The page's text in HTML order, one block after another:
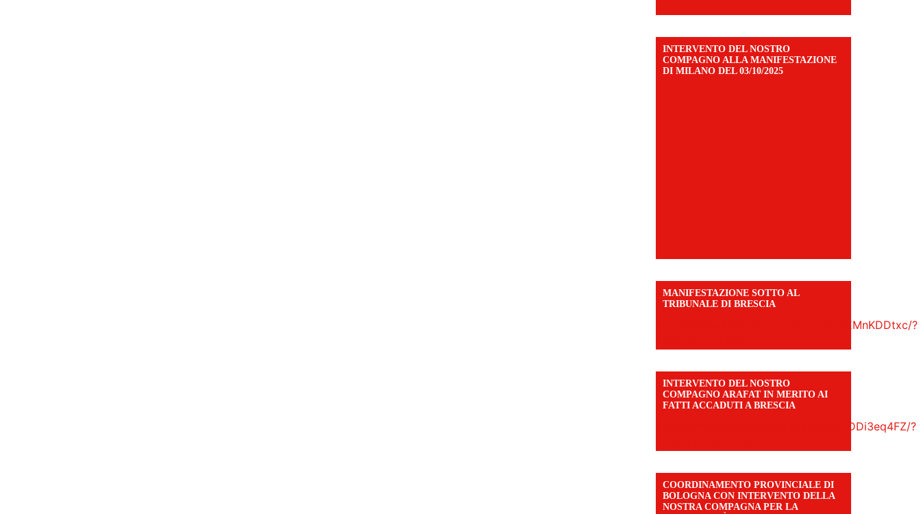
INTERVENTO DEL NOSTRO
COMPAGNO ALLA MANIFESTAZIONE
DI MILANO DEL 03/10/2025
MANIFESTAZIONE SOTTO AL
TRIBUNALE DI BRESCIA
https://www.facebook.com/share/r/1EMnKDDtxc/?
INTERVENTO DEL NOSTRO
COMPAGNO ARAFAT IN MERITO AI
FATTI ACCADUTI A BRESCIA
https://www.facebook.com/share/v/1DDi3eq4FZ/?
COORDINAMENTO PROVINCIALE DI
BOLOGNA CON INTERVENTO DELLA
NOSTRA COMPAGNA PER LA